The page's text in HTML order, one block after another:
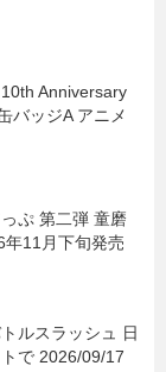
Anniversary
バッジA アニメ
ぷ 第二弾 童磨
11月下旬発売
ルスラッシュ 日
で 2026/09/17